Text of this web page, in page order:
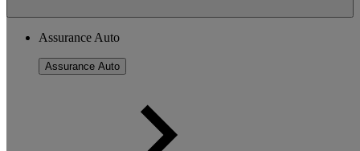
Assurance Auto
Assurance Auto